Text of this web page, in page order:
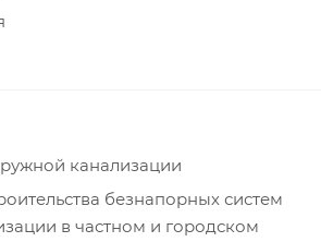
канализации
безнапорных систем
в частном и городском